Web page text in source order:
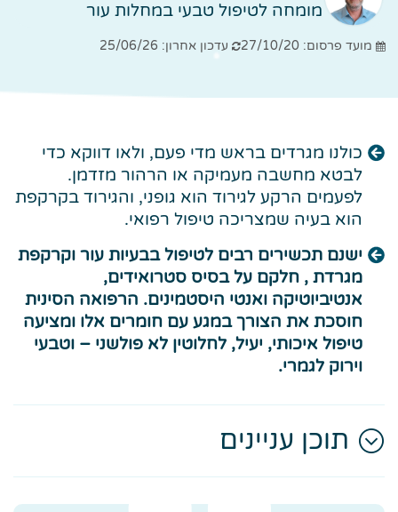
מומחה לטיפול טבעי במחלות עור
מועד פרסום: 27/10/20 עדכון אחרון: 25/06/26
כולנו מגרדים בראש מדי פעם, ולאו דווקא כדי
לבטא מחשבה מעמיקה או הרהור מזדמן.
לפעמים הרקע לגירוד הוא גופני, והגירוד בקרקפת
הוא בעיה שמצריכה טיפול רפואי.
ישנם תכשירים רבים לטיפול בבעיות עור וקרקפת
מגרדת , חלקם על בסיס סטרואידים,
אנטיביוטיקה ואנטי היסטמינים. הרפואה הסינית
חוסכת את הצורך במגע עם חומרים אלו ומציעה
טיפול איכותי, יעיל, לחלוטין לא פולשני – וטבעי
וירוק לגמרי.
תוכן עניינים